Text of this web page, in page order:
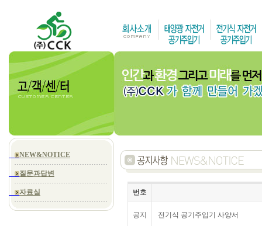
NEW&NOTICE
질문과답변
자료실 번호
공지 전기식 공기주입기 사양서